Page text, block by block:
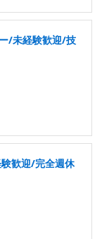
/未経験歓迎/技
歓迎/完全週休